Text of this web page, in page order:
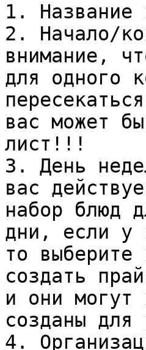
1. Название
2. Начало/
внимание,
для одного
вас может
лист!!!
3. День
вас
набор блюд
дни, если у
то
создать
и они могут
созданы для
4.